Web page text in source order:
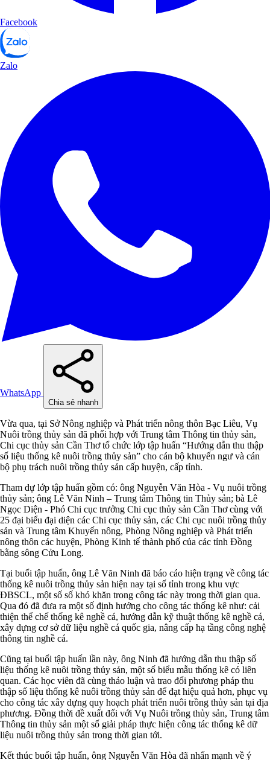
Facebook
Zalo
WhatsApp
Chia sẻ nhanh
Vừa qua, tại Sở Nông nghiệp và Phát triển nông thôn Bạc Liêu, Vụ
Nuôi trồng thủy sản đã phối hợp với Trung tâm Thông tin thủy sản,
Chi cục thủy sản Cần Thơ tổ chức lớp tập huấn “Hướng dẫn thu thập
số liệu thống kê nuôi trồng thủy sản” cho cán bộ khuyến ngư và cán
bộ phụ trách nuôi trồng thủy sản cấp huyện, cấp tỉnh.
Tham dự lớp tập huấn gồm có: ông Nguyễn Văn Hòa - Vụ nuôi trồng
thủy sản; ông Lê Văn Ninh – Trung tâm Thông tin Thủy sản; bà Lê
Ngọc Diện - Phó Chi cục trưởng Chi cục thủy sản Cần Thơ cùng với
25 đại biểu đại diện các Chi cục thủy sản, các Chi cục nuôi trồng thủy
sản và Trung tâm Khuyến nông, Phòng Nông nghiệp và Phát triển
nông thôn các huyện, Phòng Kinh tế thành phố của các tỉnh Đồng
bằng sông Cửu Long.
Tại buổi tập huấn, ông Lê Văn Ninh đã báo cáo hiện trạng về công tác
thống kê nuôi trồng thủy sản hiện nay tại số tỉnh trong khu vực
ĐBSCL, một số số khó khăn trong công tác này trong thời gian qua.
Qua đó đã đưa ra một số định hướng cho công tác thống kê như: cải
thiện thể chế thống kê nghề cá, hướng dẫn kỹ thuật thống kê nghề cá,
xây dựng cơ sở dữ liệu nghề cá quốc gia, nâng cấp hạ tầng công nghệ
thông tin nghề cá.
Cũng tại buổi tập huấn lần này, ông Ninh đã hướng dẫn thu thập số
liệu thống kê nuôi trồng thủy sản, một số biểu mẫu thống kê có liên
quan. Các học viên đã cùng thảo luận và trao đổi phương pháp thu
thập số liệu thống kê nuôi trồng thủy sản để đạt hiệu quả hơn, phục vụ
cho công tác xây dựng quy hoạch phát triển nuôi trồng thủy sản tại địa
phương. Đồng thời đề xuất đối với Vụ Nuôi trồng thủy sản, Trung tâm
Thông tin thủy sản một số giải pháp thực hiện công tác thống kê dữ
liệu nuôi trồng thủy sản trong thời gian tới.
Kết thúc buổi tập huấn, ông Nguyễn Văn Hòa đã nhấn mạnh về ý